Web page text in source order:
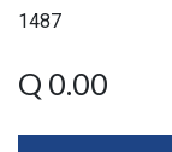
1487
Q 0.00